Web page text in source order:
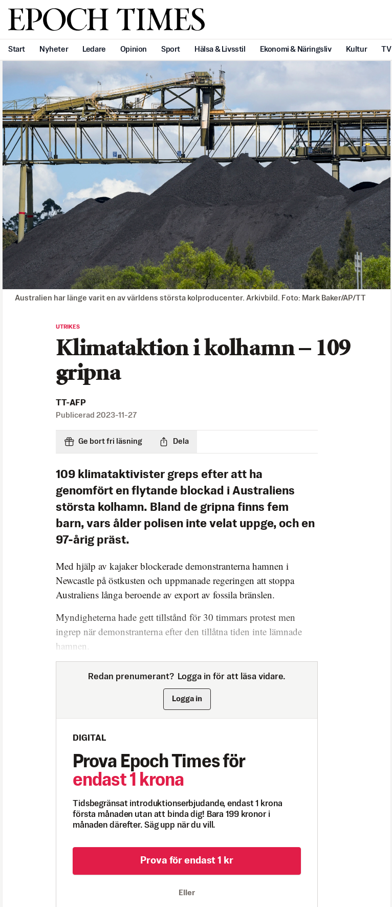
Svenska Epoch Times
Start Nyheter Ledare Opinion Sport Hälsa & Livsstil Ekonomi & Näringsliv Kultur TV
Australien har länge varit en av världens största kolproducenter. Arkivbild. Foto: Mark Baker/AP/TT
UTRIKES
Klimataktion i kolhamn – 109
gripna
TT-AFP
Publicerad 2023-11-27
Ge bort fri läsning Dela
109 klimataktivister greps efter att ha
genomfört en flytande blockad i Australiens
största kolhamn. Bland de gripna finns fem
barn, vars ålder polisen inte velat uppge, och en
97-årig präst.
Med hjälp av kajaker blockerade demonstranterna hamnen i
Newcastle på östkusten och uppmanade regeringen att stoppa
Australiens långa beroende av export av fossila bränslen.
Myndigheterna hade gett tillstånd för 30 timmars protest men
ingrep när demonstranterna efter den tillåtna tiden inte lämnade
hamnen.
Redan prenumerant? Logga in för att läsa vidare.
Logga in
DIGITAL
Prova Epoch Times för
endast 1 krona
Tidsbegränsat introduktionserbjudande, endast 1 krona
första månaden utan att binda dig! Bara 199 kronor i
månaden därefter. Säg upp när du vill.
Prova för endast 1 kr
Eller